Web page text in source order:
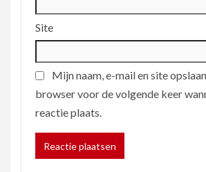
Site
Mijn naam, e-mail en site
browser voor de volgende keer
reactie plaats.